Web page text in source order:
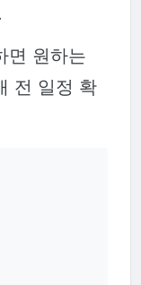
면 원하는
전 일정 확